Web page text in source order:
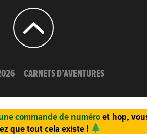
CARNETS D’AVENTURES
commande de numéroet hop,
que tout cela existe !